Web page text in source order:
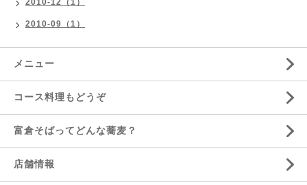
2010-12（1）
2010-09（1）
メニュー
コース料理もどうぞ
富倉そばってどんな蕎麦？
店舗情報